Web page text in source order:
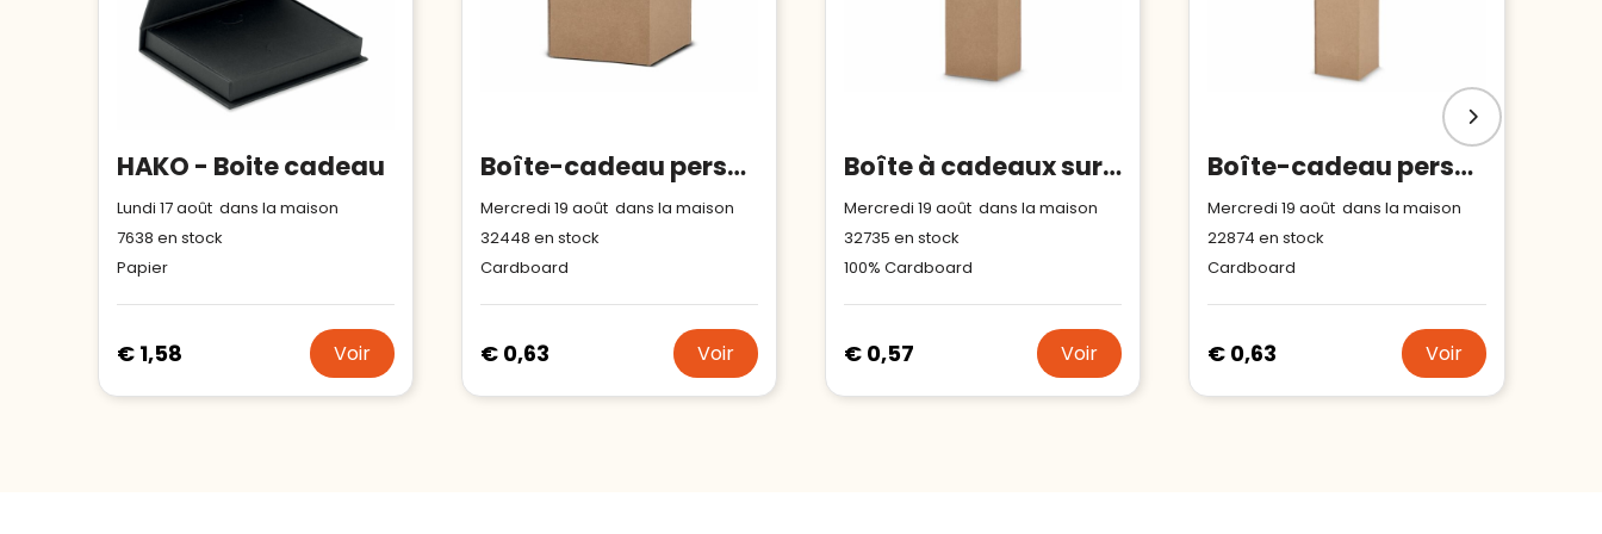
HAKO - Boite cadeau
Lundi 17 août dans la maison
7638 en stock
Papier
€ 1,58 Voir
Boîte-cadeau personnalisée pour les mugs
Mercredi 19 août dans la maison
32448 en stock
Cardboard
€ 0,63 Voir
Boîte à cadeaux sur mesure pour petites bouteilles
Mercredi 19 août dans la maison
32735 en stock
100% Cardboard
€ 0,57 Voir
Boîte-cadeau personnalisée bouteilles moyennes
Mercredi 19 août dans la maison
22874 en stock
Cardboard
€ 0,63 Voir